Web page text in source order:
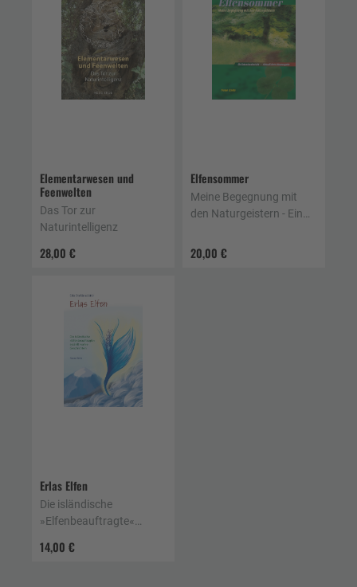
Elementarwesen und
Feenwelten
28,00 €
Das Tor zur
Naturintelligenz
Elfensommer
20,00 €
Meine Begegnung mit
den Naturgeistern - Ein
Erlas Elfen
14,00 €
Die isländische
»Elfenbeauftragte«
Geschichten